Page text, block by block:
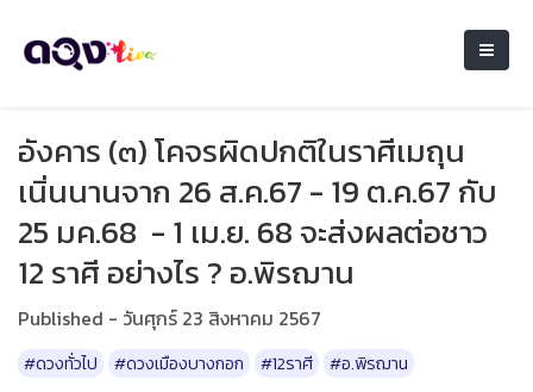
อังคาร (๓) โคจรผิดปกติในราศีเมถุน
เนิ่นนานจาก 26 ส.ค.67 - 19 ต.ค.67 กับ
25 มค.68 - 1 เม.ย. 68 จะส่งผลต่อชาว
12 ราศี อย่างไร ? อ.พิรฌาน
Published - วันศุกร์ 23 สิงหาคม 2567
#ดวงทั่วไป #ดวงเมืองบางกอก #12ราศี #อ.พิรฌาน